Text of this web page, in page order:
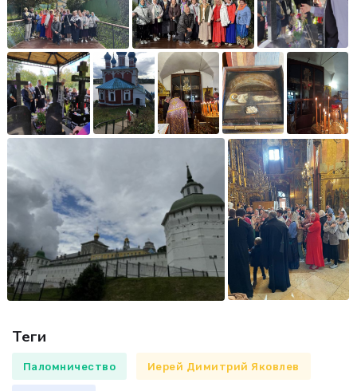
Теги
Паломничество Иерей Димитрий Яковлев